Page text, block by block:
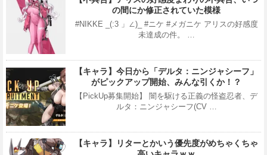
の間にか修正されていた模様
#NIKKE _(:3 」∠)_ #ニケ #メガニケ アリスの好感度
未達成の件。 …
【キャラ】今日から「デルタ：ニンジャシーフ」
がピックアップ開始、みんな引くか！？
【PickUp募集開始】 闇を駆ける正義の怪盗忍者、デ
ルタ：ニンジャシーフ(CV …
【キャラ】リターとかいう優先度がめちゃくちゃ